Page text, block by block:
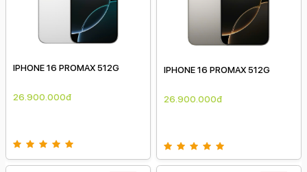
IPHONE 16 PROMAX 512G
26.900.000đ
IPHONE 16 PROMAX 512G
26.900.000đ